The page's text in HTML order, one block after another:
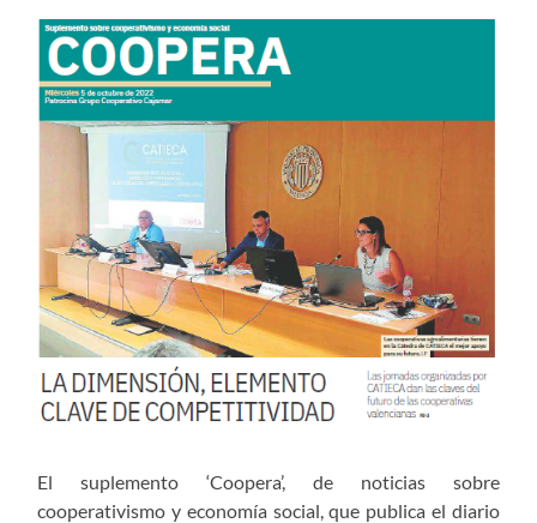
El suplemento ‘Coopera’, de noticias sobre
cooperativismo y economía social, que publica el diario